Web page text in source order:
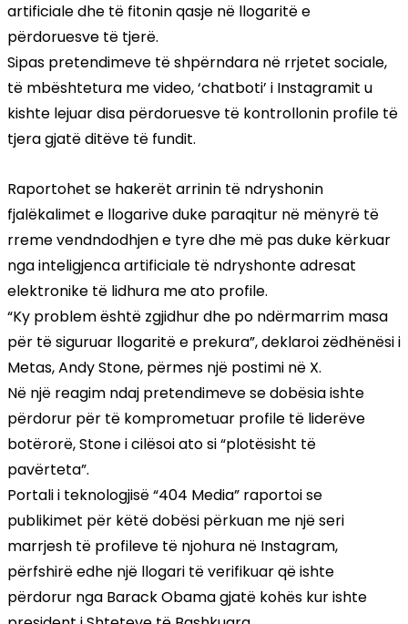
artificiale dhe të fitonin qasje në llogaritë e
përdoruesve të tjerë.
Sipas pretendimeve të shpërndara në rrjetet sociale,
të mbështetura me video, ‘chatboti’ i Instagramit u
kishte lejuar disa përdoruesve të kontrollonin profile të
tjera gjatë ditëve të fundit.
Raportohet se hakerët arrinin të ndryshonin
fjalëkalimet e llogarive duke paraqitur në mënyrë të
rreme vendndodhjen e tyre dhe më pas duke kërkuar
nga inteligjenca artificiale të ndryshonte adresat
elektronike të lidhura me ato profile.
“Ky problem është zgjidhur dhe po ndërmarrim masa
për të siguruar llogaritë e prekura”, deklaroi zëdhënësi i
Metas, Andy Stone, përmes një postimi në X.
Në një reagim ndaj pretendimeve se dobësia ishte
përdorur për të komprometuar profile të liderëve
botërorë, Stone i cilësoi ato si “plotësisht të
pavërteta”.
Portali i teknologjisë “404 Media” raportoi se
publikimet për këtë dobësi përkuan me një seri
marrjesh të profileve të njohura në Instagram,
përfshirë edhe një llogari të verifikuar që ishte
përdorur nga Barack Obama gjatë kohës kur ishte